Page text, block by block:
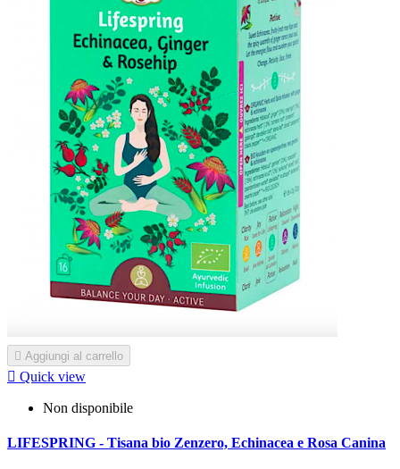
 Aggiungi al carrello
 Quick view
Non disponibile
LIFESPRING - Tisana bio Zenzero, Echinacea e Rosa Canina